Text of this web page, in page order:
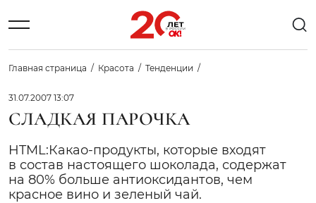
Главная страница Красота Тенденции
31.07.2007 13:07
СЛАДКАЯ ПАРОЧКА
HTML:Какао-продукты, которые входят
в состав настоящего шоколада, содержат
на 80% больше антиоксидантов, чем
красное вино и зеленый чай.